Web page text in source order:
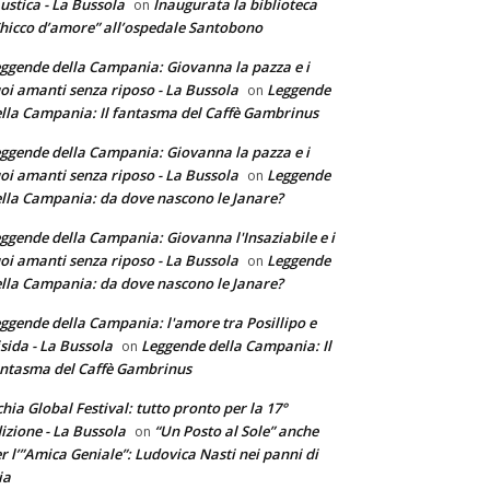
- La Bussola on Inaugurata la biblioteca
d’amore” all’ospedale Santobono
della Campania: Giovanna la pazza e i
amanti senza riposo - La Bussola on Leggende
Campania: Il fantasma del Caffè Gambrinus
della Campania: Giovanna la pazza e i
amanti senza riposo - La Bussola on Leggende
Campania: da dove nascono le Janare?
della Campania: Giovanna l'Insaziabile e i
amanti senza riposo - La Bussola on Leggende
Campania: da dove nascono le Janare?
della Campania: l'amore tra Posillipo e
- La Bussola on Leggende della Campania: Il
del Caffè Gambrinus
Global Festival: tutto pronto per la 17°
- La Bussola on “Un Posto al Sole” anche
l’”Amica Geniale”: Ludovica Nasti nei panni di